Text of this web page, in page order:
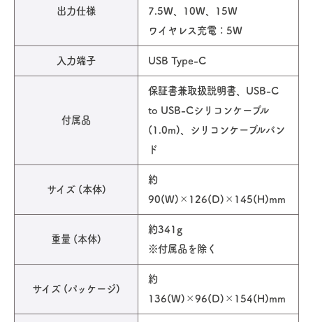
出力仕様
7.5W、10W、15W
ワイヤレス充電：5W
入力端子 USB Type-C
付属品
保証書兼取扱説明書、USB-C
to USB-Cシリコンケーブル
(1.0m)、シリコンケーブルバン
ド
サイズ (本体)
約
90(W)×126(D)×145(H)mm
重量 (本体)
約341g
※付属品を除く
サイズ (パッケージ)
約
136(W)×96(D)×154(H)mm